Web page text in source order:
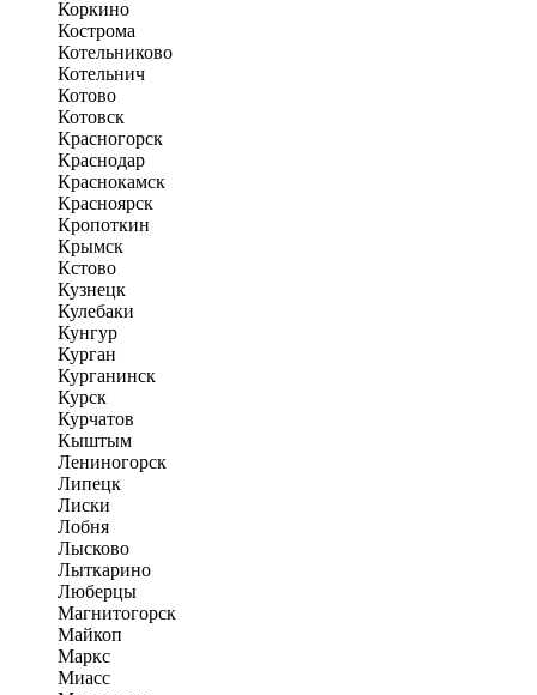
Коркино
Кострома
Котельниково
Котельнич
Котово
Котовск
Красногорск
Краснодар
Краснокамск
Красноярск
Кропоткин
Крымск
Кстово
Кузнецк
Кулебаки
Кунгур
Курган
Курганинск
Курск
Курчатов
Кыштым
Лениногорск
Липецк
Лиски
Лобня
Лысково
Лыткарино
Люберцы
Магнитогорск
Майкоп
Маркс
Миасс